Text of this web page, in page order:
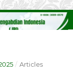
/ Articles